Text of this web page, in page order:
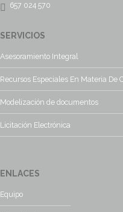
657 024 570
SERVICIOS
Asesoramiento Integral
Recursos Especiales En Materia De
Modelización de documentos
Licitación Electrónica
ENLACES
Equipo